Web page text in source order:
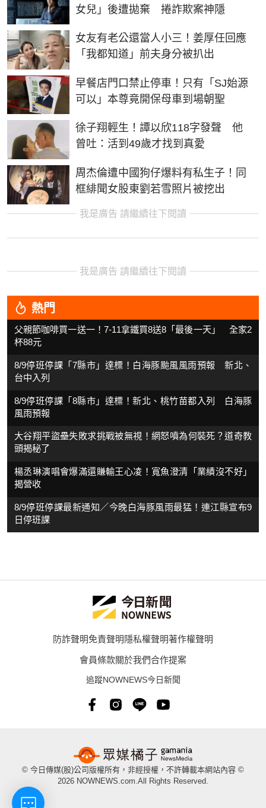
女兒」後遭拋棄 捲詐欺案神隱
女友有老公還當人小三！姜厚任回應
「我都知道」前夫身分被扒出
早餐店門口禁止停車！只有「SJ始源
可以」本尊竟開保母車到場朝聖
徐子翔輕生！譚以欣118字發聲 他
曾吐：活到49歲才找到真愛
周杰倫遭中國狗仔爆料有私生子！同
框緋聞女股東劉若雪照片被挖出
我是廣告 請繼續往下閱讀
我是廣告 請繼續往下閱讀
熱門
父親節咖啡買一送一！7-11拿鐵買8送8「最後一天」 全家2
杯88元
8/9停班停課「7縣市」達標！白海豚颱風風雨預報 新北、
台中入列
8/9停班停課「8縣市」達標！新北、桃竹苗都入列 白海豚
風雨預報
大谷翔平盜壘失敗求挑戰被無視！網怒噴為何裝死？道奇教
頭揭秘了
楊丞琳演唱會爆滿還賺輸王心凌！寬魚澄清「業績沒不好」
揭營收
8/9停班停課最新通知／今晚白海豚風雨最猛！連江縣宣布9
日停班課
防詐聲明免責聲明隱私權聲明著作權聲明
會員條款關於我們合作提案
追蹤NOWNEWS今日新聞
© 今日傳媒(股)公司版權所有，非經授權，不許轉載本網站內容 ©
2026 NOWNEWS.com.All Rights Reserved.